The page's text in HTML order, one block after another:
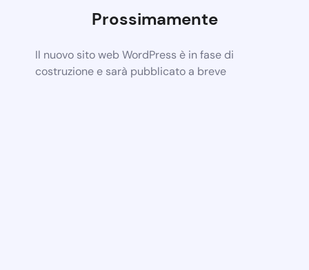
Prossimamente
Il nuovo sito web WordPress è in fase di
costruzione e sarà pubblicato a breve